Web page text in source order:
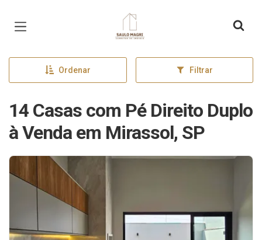
Página inicial
Ordenar Filtrar
14 Casas com Pé Direito Duplo
à Venda em Mirassol, SP